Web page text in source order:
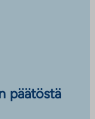
päätöstä